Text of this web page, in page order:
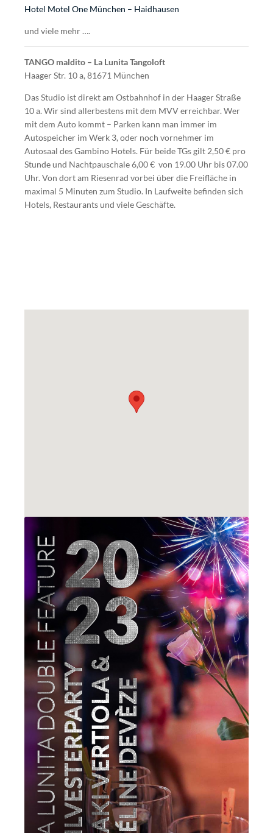
Hotel Motel One München – Haidhausen
und viele mehr ….
TANGO maldito – La Lunita Tangoloft
Haager Str. 10 a, 81671 München
Das Studio ist direkt am Ostbahnhof in der Haager Straße
10 a. Wir sind allerbestens mit dem MVV erreichbar. Wer
mit dem Auto kommt – Parken kann man immer im
Autospeicher im Werk 3, oder noch vornehmer im
Autosaal des Gambino Hotels. Für beide TGs gilt 2,50 € pro
Stunde und Nachtpauschale 6,00 € von 19.00 Uhr bis 07.00
Uhr. Von dort am Riesenrad vorbei über die Freifläche in
maximal 5 Minuten zum Studio. In Laufweite befinden sich
Hotels, Restaurants und viele Geschäfte.